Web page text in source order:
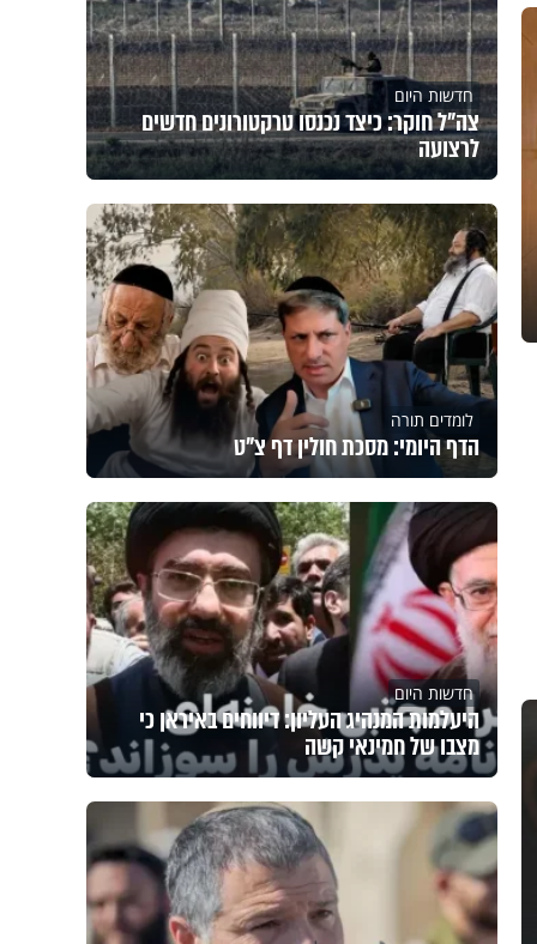
חדשות היום
צה"ל חוקר: כיצד נכנסו טרקטורונים חדשים
לרצועה
לומדים תורה
הדף היומי: מסכת חולין דף צ"ט
חדשות היום
היעלמות המנהיג העליון: דיווחים באיראן כי
מצבו של חמינאי קשה